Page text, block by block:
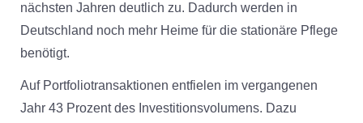
nächsten Jahren deutlich zu. Dadurch werden in
Deutschland noch mehr Heime für die stationäre Pflege
benötigt.
Auf Portfoliotransaktionen entfielen im vergangenen
Jahr 43 Prozent des Investitionsvolumens. Dazu